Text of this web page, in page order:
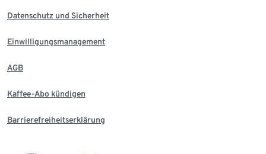
Datenschutz und Sicherheit
Einwilligungsmanagement
AGB
Kaffee-Abo kündigen
Barrierefreiheitserklärung